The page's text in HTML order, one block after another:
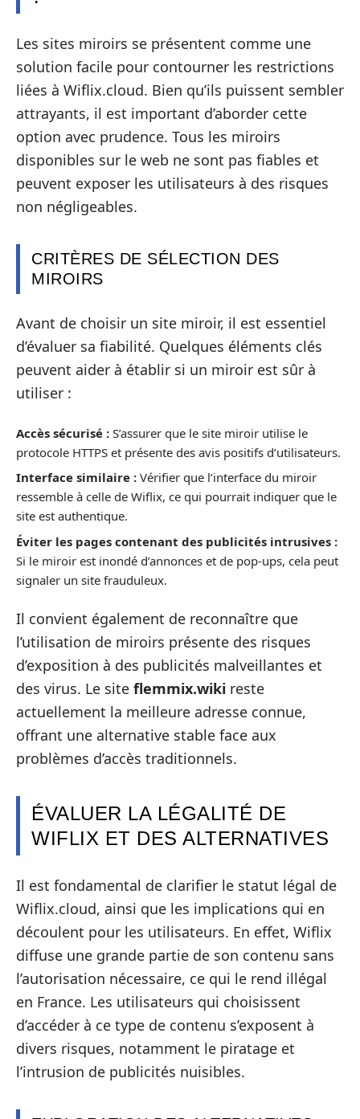
Les sites miroirs se présentent comme une
solution facile pour contourner les restrictions
liées à Wiflix.cloud. Bien qu’ils puissent sembler
attrayants, il est important d’aborder cette
option avec prudence. Tous les miroirs
disponibles sur le web ne sont pas fiables et
peuvent exposer les utilisateurs à des risques
non négligeables.
CRITÈRES DE SÉLECTION DES
MIROIRS
Avant de choisir un site miroir, il est essentiel
d’évaluer sa fiabilité. Quelques éléments clés
peuvent aider à établir si un miroir est sûr à
utiliser :
Accès sécurisé : S’assurer que le site miroir utilise le
protocole HTTPS et présente des avis positifs d’utilisateurs.
Interface similaire : Vérifier que l’interface du miroir
ressemble à celle de Wiflix, ce qui pourrait indiquer que le
site est authentique.
Éviter les pages contenant des publicités intrusives :
Si le miroir est inondé d’annonces et de pop-ups, cela peut
signaler un site frauduleux.
Il convient également de reconnaître que
l’utilisation de miroirs présente des risques
d’exposition à des publicités malveillantes et
des virus. Le site flemmix.wiki reste
actuellement la meilleure adresse connue,
offrant une alternative stable face aux
problèmes d’accès traditionnels.
ÉVALUER LA LÉGALITÉ DE
WIFLIX ET DES ALTERNATIVES
Il est fondamental de clarifier le statut légal de
Wiflix.cloud, ainsi que les implications qui en
découlent pour les utilisateurs. En effet, Wiflix
diffuse une grande partie de son contenu sans
l’autorisation nécessaire, ce qui le rend illégal
en France. Les utilisateurs qui choisissent
d’accéder à ce type de contenu s’exposent à
divers risques, notamment le piratage et
l’intrusion de publicités nuisibles.